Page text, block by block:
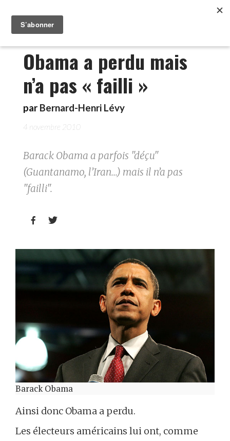
Obama a perdu mais
n’a pas « failli »
par Bernard-Henri Lévy
4 novembre 2010
Barack Obama a parfois "déçu"
(Guantanamo, l’Iran...) mais il n’a pas
"failli".
 
Barack Obama
Ainsi donc Obama a perdu.
Les électeurs américains lui ont, comme